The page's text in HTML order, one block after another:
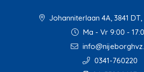
Johanniterlaan 4A, 3841
Ma - Vr 9:00 -
0341-760220